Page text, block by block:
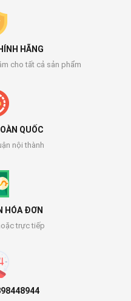
HÃNG
cho tất cả sản phẩm
QUỐC
nội thành
HÓA ĐƠN
trực tiếp